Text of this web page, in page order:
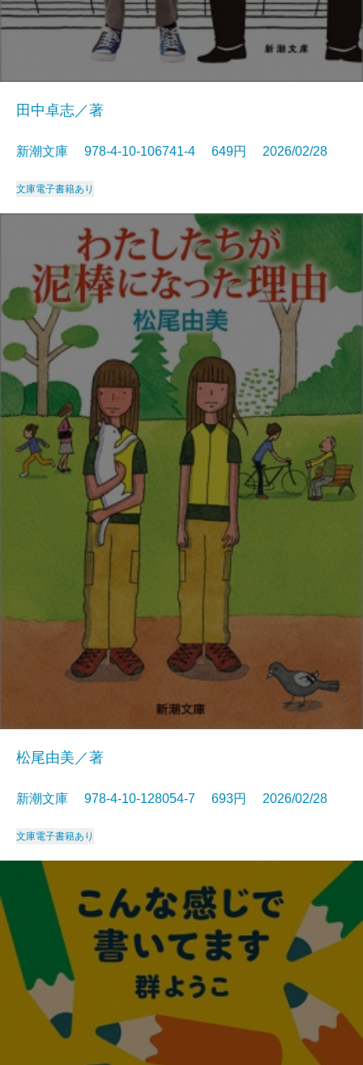
田中卓志／著
新潮文庫 978-4-10-106741-4 649円 2026/02/28
文庫電子書籍あり
松尾由美／著
新潮文庫 978-4-10-128054-7 693円 2026/02/28
文庫電子書籍あり